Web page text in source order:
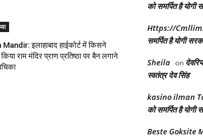
Mandir: इलाहाबाद हाईकोर्ट में किसने
राम मंदिर प्राण प्रतिष्ठा पर बैन लगाने
को समर्पित है
Https://
समर्पित है योगी
Sheila on
स्वतंत्र देव सिंह
kasino ilman
को समर्पित है
Beste Goksite